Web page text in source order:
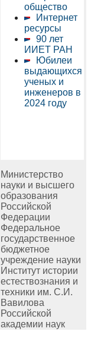
общество
Интернет
ресурсы
90 лет
ИИЕТ РАН
Юбилеи
выдающихся
ученых и
инженеров в
2024 году
Министерство
науки и высшего
образования
Российской
Федерации
Федеральное
государственное
бюджетное
учреждение науки
Институт истории
естествознания и
техники им. С.И.
Вавилова
Российской
академии наук